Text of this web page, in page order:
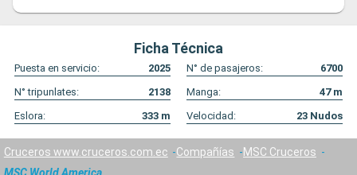
Ficha Técnica
Puesta en servicio: 2025 N° de pasajeros:
6700
N° tripunlates:
2138 Manga: 47m
Eslora:
333 m Velocidad: 23 Nudos
Cruceros www.cruceros.com.ec Compañías
MSC Cruceros
MSC World America